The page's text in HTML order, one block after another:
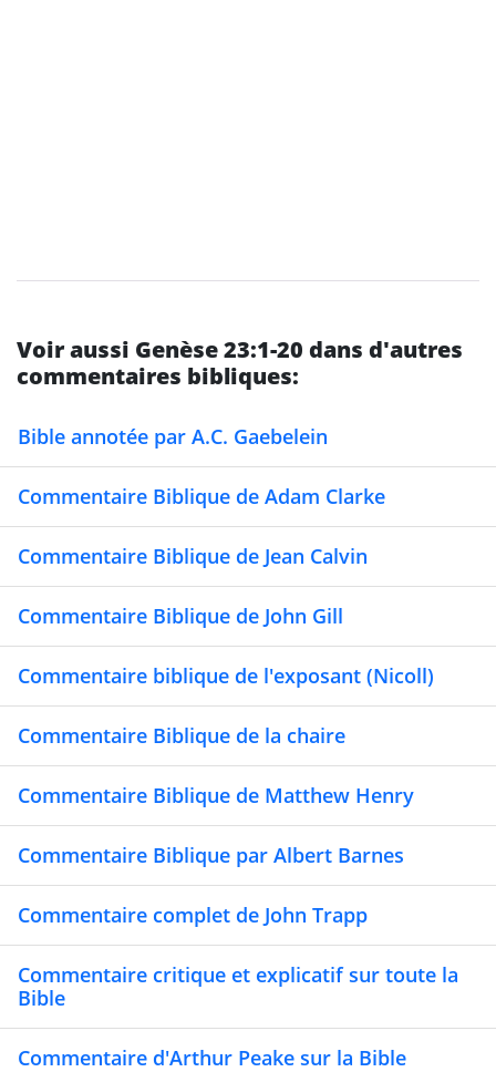
Voir aussi Genèse 23:1-20 dans d'autres
commentaires bibliques:
Bible annotée par A.C. Gaebelein
Commentaire Biblique de Adam Clarke
Commentaire Biblique de Jean Calvin
Commentaire Biblique de John Gill
Commentaire biblique de l'exposant (Nicoll)
Commentaire Biblique de la chaire
Commentaire Biblique de Matthew Henry
Commentaire Biblique par Albert Barnes
Commentaire complet de John Trapp
Commentaire critique et explicatif sur toute la
Bible
Commentaire d'Arthur Peake sur la Bible